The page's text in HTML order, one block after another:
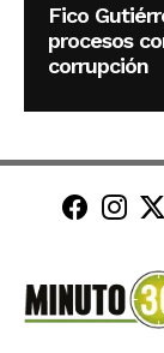
Fico
procesos
corrupción